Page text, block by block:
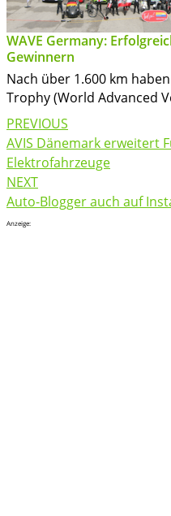
WAVE Germany:
Gewinnern
Nach über 1.600 km
Trophy (World Advanced
Post
navigation
PREVIOUS
AVIS Dänemark erweitert
Elektrofahrzeuge
NEXT
Auto-Blogger auch auf
Anzeige: